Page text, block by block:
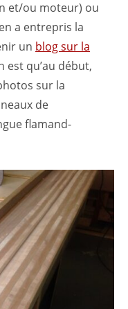
et/ou moteur) ou
a entrepris la
un blog sur la
est qu’au début,
sur la
de
flamand-